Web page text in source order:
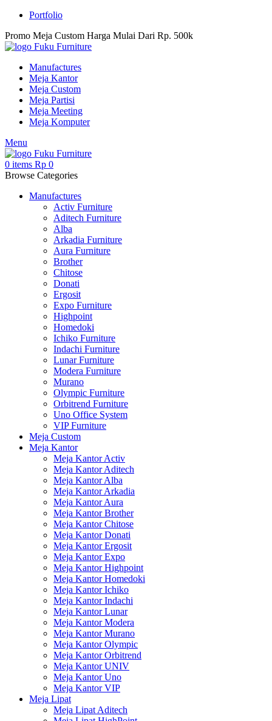
Portfolio
Promo Meja Custom Harga Mulai Dari Rp. 500k
Manufactures
Meja Kantor
Meja Custom
Meja Partisi
Meja Meeting
Meja Komputer
Menu
0 items Rp 0
Browse Categories
Manufactures
Activ Furniture
Aditech Furniture
Alba
Arkadia Furniture
Aura Furniture
Brother
Chitose
Donati
Ergosit
Expo Furniture
Highpoint
Homedoki
Ichiko Furniture
Indachi Furniture
Lunar Furniture
Modera Furniture
Murano
Olympic Furniture
Orbitrend Furniture
Uno Office System
VIP Furniture
Meja Custom
Meja Kantor
Meja Kantor Activ
Meja Kantor Aditech
Meja Kantor Alba
Meja Kantor Arkadia
Meja Kantor Aura
Meja Kantor Brother
Meja Kantor Chitose
Meja Kantor Donati
Meja Kantor Ergosit
Meja Kantor Expo
Meja Kantor Highpoint
Meja Kantor Homedoki
Meja Kantor Ichiko
Meja Kantor Indachi
Meja Kantor Lunar
Meja Kantor Modera
Meja Kantor Murano
Meja Kantor Olympic
Meja Kantor Orbitrend
Meja Kantor UNIV
Meja Kantor Uno
Meja Kantor VIP
Meja Lipat
Meja Lipat Aditech